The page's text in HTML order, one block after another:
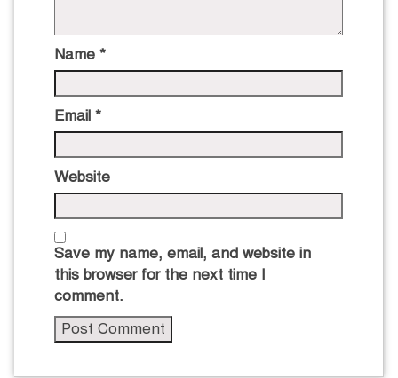
Name *
Email *
Website
Save my name, email, and website in
this browser for the next time I
comment.